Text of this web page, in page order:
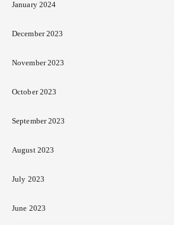
January 2024
December 2023
November 2023
October 2023
September 2023
August 2023
July 2023
June 2023